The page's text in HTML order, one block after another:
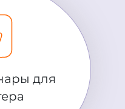
для